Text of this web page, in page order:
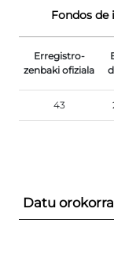
Fondos de
Erregistro-
zenbaki ofiziala
43
Datu